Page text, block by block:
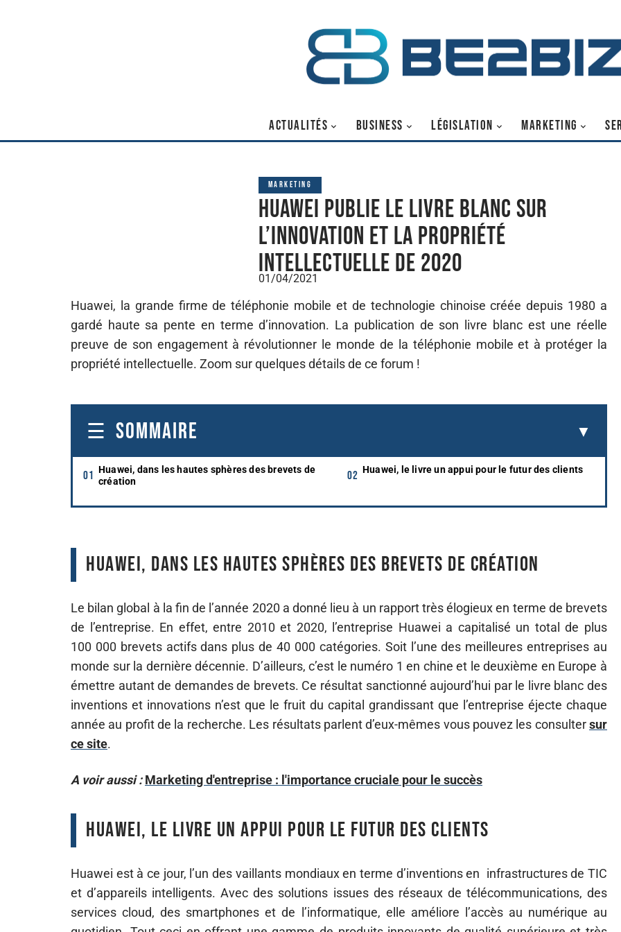
ACTUALITÉS BUSINESS LÉGISLATION MARKETING
MARKETING
Huawei publie le livre blanc sur
l’innovation et la propriété
intellectuelle de 2020
01/04/2021
Huawei, la grande firme de téléphonie mobile et de technologie chinoise créée depuis 1980 a
gardé haute sa pente en terme d’innovation. La publication de son livre blanc est une réelle
preuve de son engagement à révolutionner le monde de la téléphonie mobile et à protéger la
propriété intellectuelle. Zoom sur quelques détails de ce forum !
SOMMAIRE
Huawei, dans les hautes sphères des brevets de
création
Huawei, le livre un appui pour le futur des clients
Huawei, dans les hautes sphères des brevets de création
Le bilan global à la fin de l’année 2020 a donné lieu à un rapport très élogieux en terme de brevets
de l’entreprise. En effet, entre 2010 et 2020, l’entreprise Huawei a capitalisé un total de plus
100 000 brevets actifs dans plus de 40 000 catégories. Soit l’une des meilleures entreprises au
monde sur la dernière décennie. D’ailleurs, c’est le numéro 1 en chine et le deuxième en Europe à
émettre autant de demandes de brevets. Ce résultat sanctionné aujourd’hui par le livre blanc des
inventions et innovations n’est que le fruit du capital grandissant que l’entreprise éjecte chaque
année au profit de la recherche. Les résultats parlent d’eux-mêmes vous pouvez les consultersur
ce site.
A voir aussi : Marketing d'entreprise : l'importance cruciale pour le succès
Huawei, le livre un appui pour le futur des clients
Huawei est à ce jour, l’un des vaillants mondiaux en terme d’inventions en infrastructures de TIC
et d’appareils intelligents. Avec des solutions issues des réseaux de télécommunications, des
services cloud, des smartphones et de l’informatique, elle améliore l’accès au numérique au